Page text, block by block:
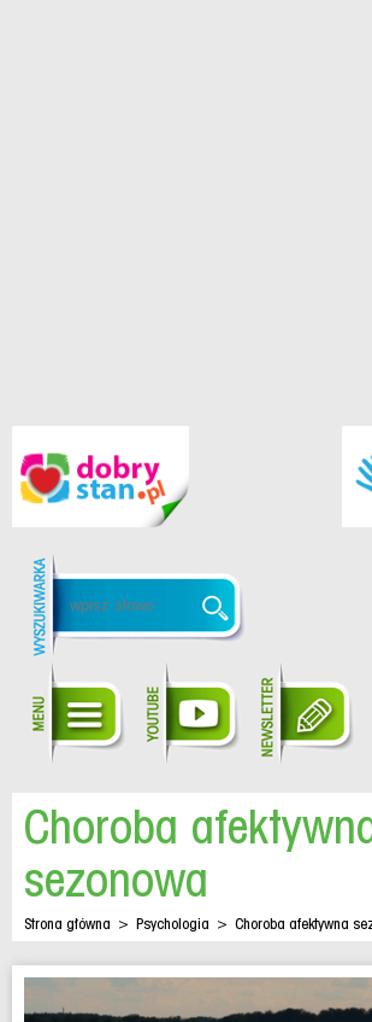
Choroba
sezonowa
Strona główna > Psychologia > Choroba afektywna